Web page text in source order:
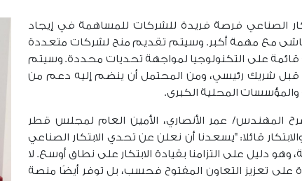
الصناعي فرصة فريدة للشركات للمساهمة في إيجاد
مع مهمة أكبر. وسيتم تقديم منح لشركات متعددة
قائمة على التكنولوجيا لمواجهة تحديات محددة. وسيتم
شريك رئيسي، ومن المحتمل أن ينضم إليه دعم من
المحلية الكبرى.
المهندس/ عمر الأنصاري، الأمين العام لمجلس قطر
قائلا: "يسعدنا أن نعلن عن تحدي الابتكار الصناعي
وهو دليل على التزامنا بقيادة الابتكار على نطاق أوسع. لا
على تعزيز التعاون المفتوح فحسب، بل توفر أيضًا منصة